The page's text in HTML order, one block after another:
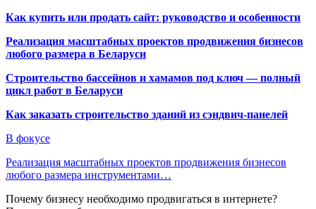
Как купить или продать сайт: руководство и особенности
Реализация масштабных проектов продвижения бизнесов
любого размера в Беларуси
Строительство бассейнов и хамамов под ключ — полный
цикл работ в Беларуси
Как заказать строительство зданий из сэндвич-панелей
В фокусе
Реализация масштабных проектов продвижения бизнесов
любого размера инструментами…
Почему бизнесу необходимо продвигаться в интернете?